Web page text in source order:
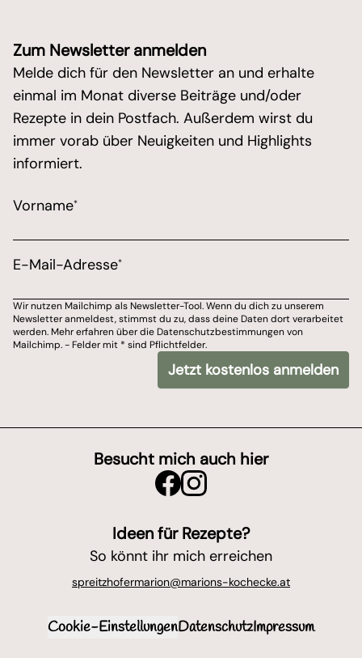
Zum Newsletter anmelden
Melde dich für den Newsletter an und erhalte
einmal im Monat diverse Beiträge und/oder
Rezepte in dein Postfach. Außerdem wirst du
immer vorab über Neuigkeiten und Highlights
informiert.
Vorname*
E-Mail-Adresse*
Du kannst dich jederzeit von meinem Newsletter
Wir nutzen Mailchimp als Newsletter-Tool. Wenn du dich zu unserem
/* real people should not fill this in and expect
Wir nutzen Mailchimp als Newsletter-Tool. Wenn du dich zu unserem
Newsletter anmeldest, stimmst du zu, dass deine Daten dort verarbeitet
werden. Mehr erfahren über die Datenschutzbestimmungen von
Mailchimp. - Felder mit * sind Pflichtfelder.
Jetzt kostenlos anmelden
Besucht mich auch hier
Ideen für Rezepte?
So könnt ihr mich erreichen
spreitzhofermarion@marions-kochecke.at
Cookie-EinstellungenDatenschutzImpressum